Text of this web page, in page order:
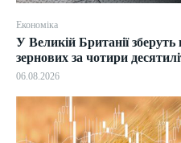
Економіка
У Великій Британії
зернових за чотири
06.08.2026